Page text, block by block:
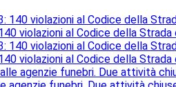
violazioni al Codice della
violazioni al Codice della